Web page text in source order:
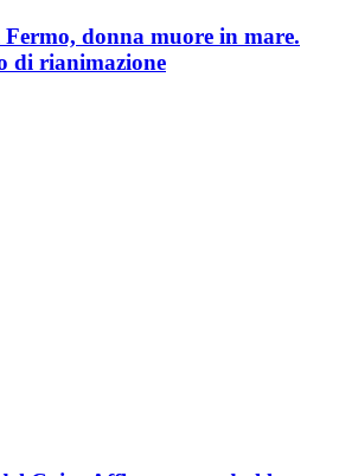
donna muore in mare.
di rianimazione